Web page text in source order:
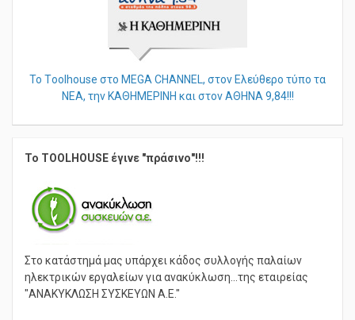
Το Τoolhouse στο MEGA CHANNEL, στον Ελεύθερο τύπο τα
ΝΕΑ, την ΚΑΘΗΜΕΡΙΝΗ και στον ΑΘΗΝΑ 9,84!!!
Το TOOLHOUSE έγινε "πράσινο"!!!
Στο κατάστημά μας υπάρχει κάδος συλλογής παλαίων
ηλεκτρικών εργαλείων για ανακύκλωση...της εταιρείας
"ΑΝΑΚΥΚΛΩΣΗ ΣΥΣΚΕΥΩΝ Α.Ε."